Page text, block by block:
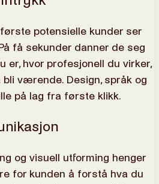
potensielle kunder ser
få sekunder danner de seg
er, hvor profesjonell du virker,
værende. Design, språk og
på lag fra første klikk.
og visuell utforming henger
for kunden å forstå hva du